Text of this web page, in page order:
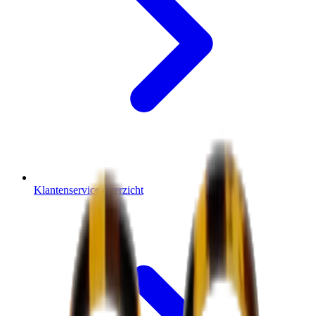
Klantenservice overzicht